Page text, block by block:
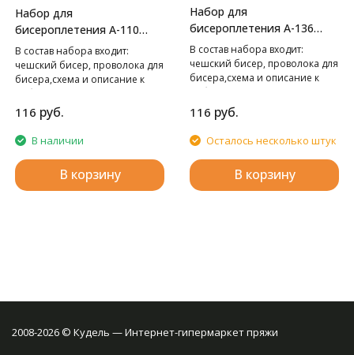
Набор для
бисероплетения А-110
Лось,
В cостав набора входит:
чешский бисер, проволока для
бисера,схема и описание к
работе.
116 руб.
В наличии
В корзину
Набор для
бисероплетения А-136
Жираф,
В cостав набора входит:
чешский бисер, проволока для
бисера,схема и описание к
работе.
116 руб.
Осталось несколько штук
В корзину
2008-2026 © Кудель — Интернет-гипермаркет пряжи